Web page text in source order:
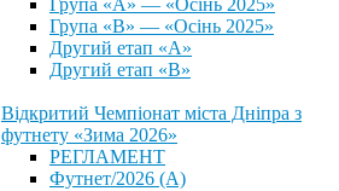
Група «А» — «Осінь 2025»
Група «В» — «Осінь 2025»
Другий етап «А»
Другий етап «В»
Відкритий Чемпіонат міста Дніпра з
футнету «Зима 2026»
РЕГЛАМЕНТ
Футнет/2026 (А)